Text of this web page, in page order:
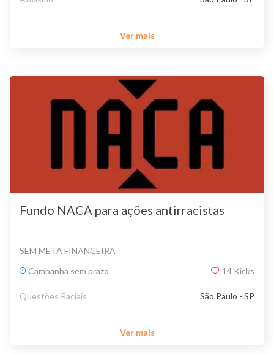
Ver mais
Fundo NACA para ações antirracistas
SEM META FINANCEIRA
Campanha sem prazo
14 Kicks
Questões Raciais São Paulo - SP
Ver mais